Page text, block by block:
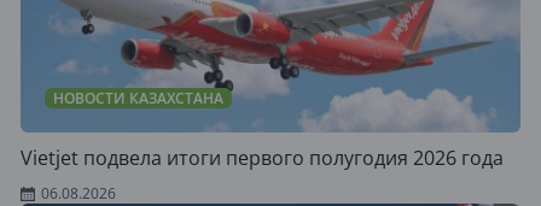
НОВОСТИ КАЗАХСТАНА
Vietjet подвела итоги первого полугодия 2026 года
06.08.2026